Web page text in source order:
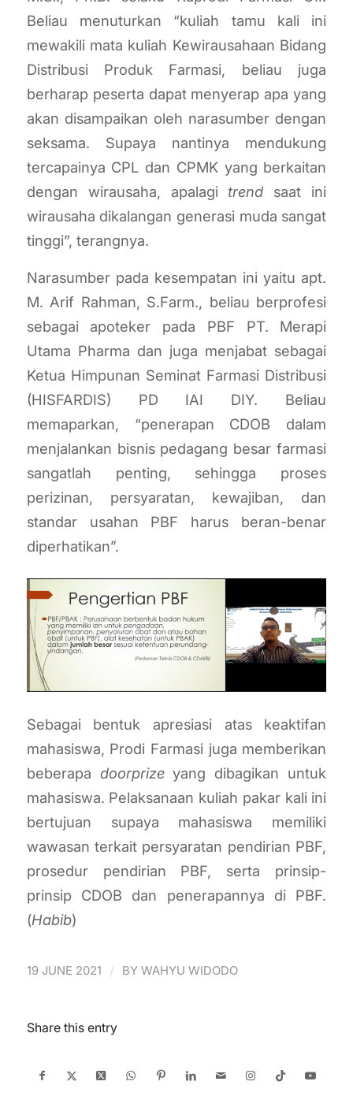
Beliau menuturkan “kuliah tamu kali ini
mewakili mata kuliah Kewirausahaan Bidang
Distribusi Produk Farmasi, beliau juga
berharap peserta dapat menyerap apa yang
akan disampaikan oleh narasumber dengan
seksama. Supaya nantinya mendukung
tercapainya CPL dan CPMK yang berkaitan
dengan wirausaha, apalagi trend saat ini
wirausaha dikalangan generasi muda sangat
tinggi”, terangnya.
Narasumber pada kesempatan ini yaitu apt.
M. Arif Rahman, S.Farm., beliau berprofesi
sebagai apoteker pada PBF PT. Merapi
Utama Pharma dan juga menjabat sebagai
Ketua Himpunan Seminat Farmasi Distribusi
(HISFARDIS) PD IAI DIY. Beliau
memaparkan, “penerapan CDOB dalam
menjalankan bisnis pedagang besar farmasi
sangatlah penting, sehingga proses
perizinan, persyaratan, kewajiban, dan
standar usahan PBF harus beran-benar
diperhatikan”.
Sebagai bentuk apresiasi atas keaktifan
mahasiswa, Prodi Farmasi juga memberikan
beberapa doorprizeyang dibagikan untuk
mahasiswa. Pelaksanaan kuliah pakar kali ini
bertujuan supaya mahasiswa memiliki
wawasan terkait persyaratan pendirian PBF,
prosedur pendirian PBF, serta prinsip-
prinsip CDOB dan penerapannya di PBF.
(Habib)
19 JUNE 2021 / BY WAHYU WIDODO
Share this entry